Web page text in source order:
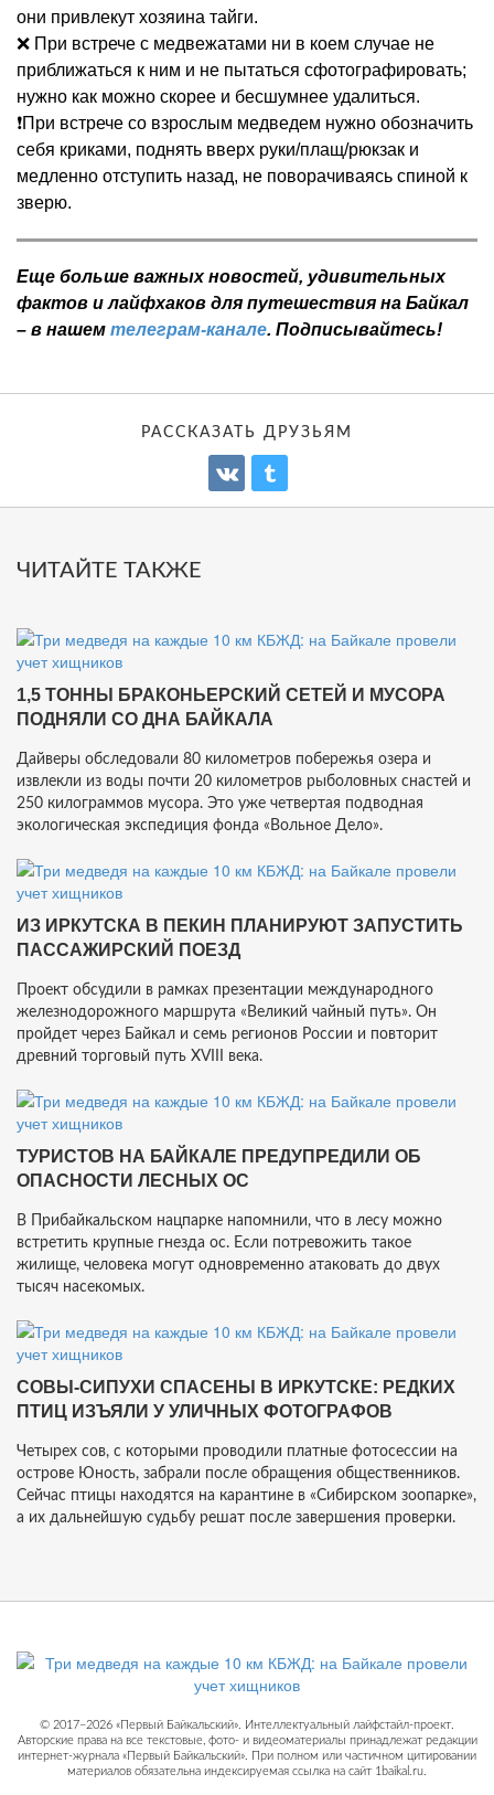
они привлекут хозяина тайги.
❌ При встрече с медвежатами ни в коем случае не
приближаться к ним и не пытаться сфотографировать;
нужно как можно скорее и бесшумнее удалиться.
❗️При встрече со взрослым медведем нужно обозначить
себя криками, поднять вверх руки/плащ/рюкзак и
медленно отступить назад, не поворачиваясь спиной к
зверю.
Еще больше важных новостей, удивительных
фактов и лайфхаков для путешествия на Байкал
– в нашем телеграм-канале. Подписывайтесь!
РАССКАЗАТЬ ДРУЗЬЯМ
ЧИТАЙТЕ ТАКЖЕ
1,5 ТОННЫ БРАКОНЬЕРСКИЙ СЕТЕЙ И МУСОРА
ПОДНЯЛИ СО ДНА БАЙКАЛА
Дайверы обследовали 80 километров побережья озера и
извлекли из воды почти 20 километров рыболовных снастей и
250 килограммов мусора. Это уже четвертая подводная
экологическая экспедиция фонда «Вольное Дело».
ИЗ ИРКУТСКА В ПЕКИН ПЛАНИРУЮТ ЗАПУСТИТЬ
ПАССАЖИРСКИЙ ПОЕЗД
Проект обсудили в рамках презентации международного
железнодорожного маршрута «Великий чайный путь». Он
пройдет через Байкал и семь регионов России и повторит
древний торговый путь XVIII века.
ТУРИСТОВ НА БАЙКАЛЕ ПРЕДУПРЕДИЛИ ОБ
ОПАСНОСТИ ЛЕСНЫХ ОС
В Прибайкальском нацпарке напомнили, что в лесу можно
встретить крупные гнезда ос. Если потревожить такое
жилище, человека могут одновременно атаковать до двух
тысяч насекомых.
СОВЫ-СИПУХИ СПАСЕНЫ В ИРКУТСКЕ: РЕДКИХ
ПТИЦ ИЗЪЯЛИ У УЛИЧНЫХ ФОТОГРАФОВ
Четырех сов, с которыми проводили платные фотосессии на
острове Юность, забрали после обращения общественников.
Сейчас птицы находятся на карантине в «Сибирском зоопарке»,
а их дальнейшую судьбу решат после завершения проверки.
© 2017−2026 «Первый Байкальский». Интеллектуальный лайфстайл-проект.
Авторские права на все текстовые, фото- и видеоматериалы принадлежат редакции
интернет-журнала «Первый Байкальский». При полном или частичном цитировании
материалов обязательна индексируемая ссылка на сайт 1baikal.ru.